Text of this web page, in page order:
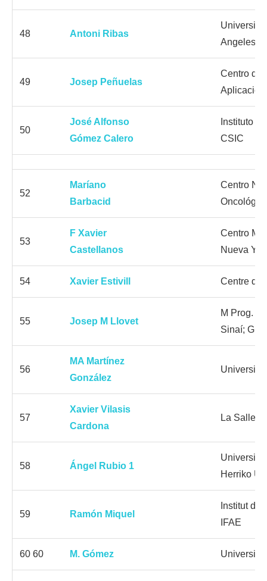
48 Antoni Ribas
Angeles
49 Josep Peñuelas
Centro de
50
José Alfonso
Gómez Calero
Instituto
CSIC
52
Maríano
Barbacid
Centro
53
F Xavier
Castellanos
Centro
Nueva
54 Xavier Estivill Centre de
55 Josep M Llovet
M Prog.
Sinaí;
56
MA Martínez
González
57
Xavier Vilasis
Cardona
La Salle
58 Ángel Rubio 1
Herriko
59 Ramón Miquel
Institut de
IFAE
60 60 M. Gómez